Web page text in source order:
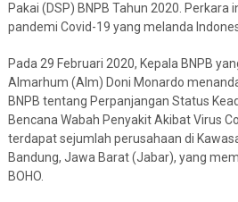
Pakai (DSP) BNPB Tahun 2020. Perkara
pandemi Covid-19 yang melanda
Pada 29 Februari 2020, Kepala BNPB
Almarhum (Alm) Doni Monardo
BNPB tentang Perpanjangan Status
Bencana Wabah Penyakit Akibat Virus
terdapat sejumlah perusahaan di
Bandung, Jawa Barat (Jabar), yang
BOHO.